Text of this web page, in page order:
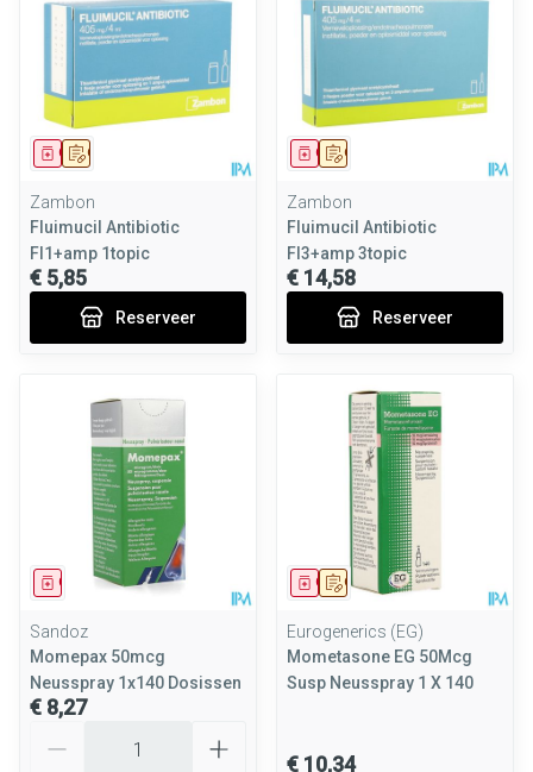
Op voorschrift
Geneesmiddel
Zambon
Fluimucil Antibiotic
Fl1+amp 1topic
€ 5,85
Reserveer
Op voorschrift
Geneesmiddel
Zambon
Fluimucil Antibiotic
Fl3+amp 3topic
€ 14,58
Reserveer
Geneesmiddel
Sandoz
Momepax 50mcg
Neusspray 1x140 Dosissen
€ 8,27
Op voorschrift
Geneesmiddel
Eurogenerics (EG)
Mometasone EG 50Mcg
Susp Neusspray 1 X 140
€ 10,34